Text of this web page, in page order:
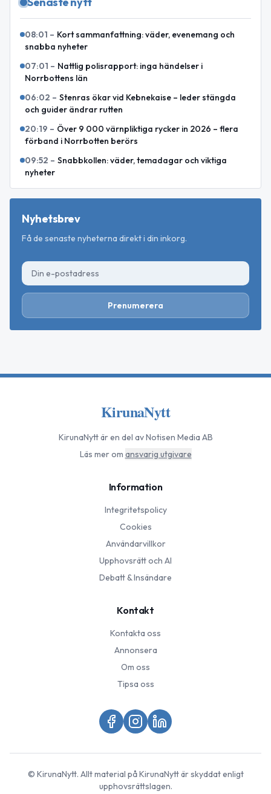
08:01 – Kort sammanfattning: väder, evenemang och
snabba nyheter
07:01 – Nattlig polisrapport: inga händelser i
Norrbottens län
06:02 – Stenras ökar vid Kebnekaise – leder stängda
och guider ändrar rutten
20:19 – Över 9 000 värnpliktiga rycker in 2026 – flera
förband i Norrbotten berörs
09:52 – Snabbkollen: väder, temadagar och viktiga
nyheter
Nyhetsbrev
Få de senaste nyheterna direkt i din inkorg.
Prenumerera
KirunaNytt
KirunaNyttär en del av Notisen Media AB
Läs mer om ansvarig utgivare
Information
Integritetspolicy
Cookies
Användarvillkor
Upphovsrätt och AI
Debatt & Insändare
Kontakt
Kontakta oss
Annonsera
Om oss
Tipsa oss
© KirunaNytt. Allt material påKirunaNyttär skyddat enligt
upphovsrättslagen.